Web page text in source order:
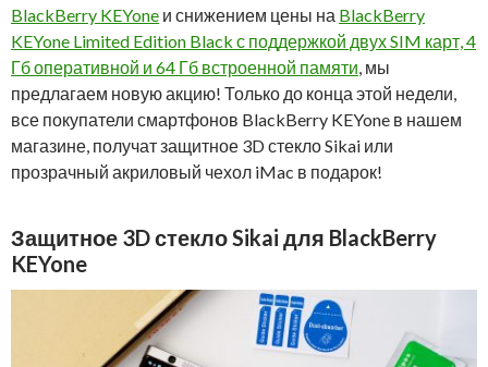
BlackBerry KEYone и снижением цены на BlackBerry
KEYone Limited Edition Black с поддержкой двух SIM карт, 4
Гб оперативной и 64 Гб встроенной памяти, мы
предлагаем новую акцию! Только до конца этой недели,
все покупатели смартфонов BlackBerry KEYone в нашем
магазине, получат защитное 3D стекло Sikai или
прозрачный акриловый чехол iMac в подарок!
Защитное 3D стекло Sikai для BlackBerry
KEYone